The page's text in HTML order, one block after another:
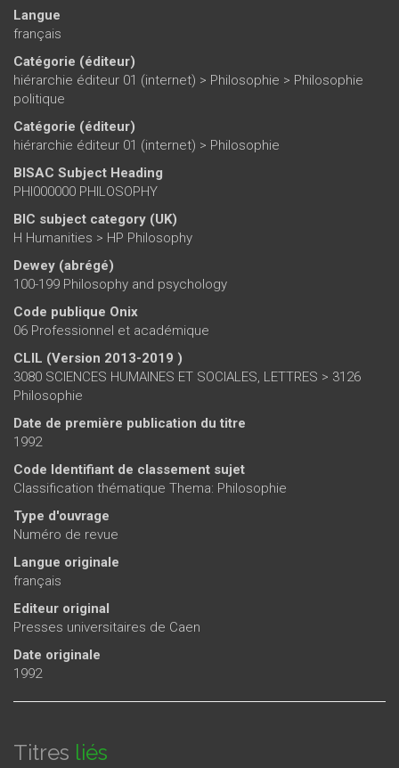
Langue
français
Catégorie (éditeur)
hiérarchie éditeur 01 (internet) > Philosophie > Philosophie
politique
Catégorie (éditeur)
hiérarchie éditeur 01 (internet) > Philosophie
BISAC Subject Heading
PHI000000 PHILOSOPHY
BIC subject category (UK)
H Humanities > HP Philosophy
Dewey (abrégé)
100-199 Philosophy and psychology
Code publique Onix
06 Professionnel et académique
CLIL (Version 2013-2019 )
3080 SCIENCES HUMAINES ET SOCIALES, LETTRES > 3126
Philosophie
Date de première publication du titre
1992
Code Identifiant de classement sujet
Classification thématique Thema: Philosophie
Type d'ouvrage
Numéro de revue
Langue originale
français
Editeur original
Presses universitaires de Caen
Date originale
1992
Titres liés